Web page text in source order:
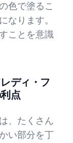
色で塗るこ
なります。
ことを意識
ディ・フ
点
、たくさん
い部分を丁